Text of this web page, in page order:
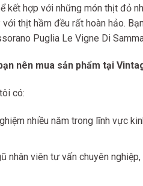
kết hợp với những món thịt đỏ
với thịt hầm đều rất hoàn hảo.
Puglia Le Vigne Di
nên mua sản phẩm tại
có:
nhiều năm trong lĩnh vực
nhân viên tư vấn chuyên